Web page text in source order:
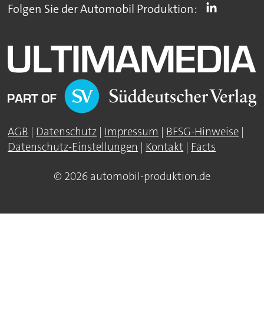
Folgen Sie der Automobil Produktion:
AGB Datenschutz Impressum BFSG-Hinweise
Datenschutz-Einstellungen
Kontakt Facts
© 2026 automobil-produktion.de